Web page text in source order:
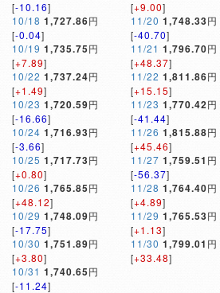
[-10.16]
10/18 1,727.86円
[-0.04]
10/19 1,735.75円
[+7.89]
10/22 1,737.24円
[+1.49]
10/23 1,720.59円
[-16.66]
10/24 1,716.93円
[-3.66]
10/25 1,717.73円
[+0.80]
10/26 1,765.85円
[+48.12]
10/29 1,748.09円
[-17.75]
10/30 1,751.89円
[+3.80]
10/31 1,740.65円
[-11.24]
[+9.00]
11/20 1,748.33円
[-40.70]
11/21 1,796.70円
[+48.37]
11/22 1,811.86円
[+15.15]
11/23 1,770.42円
[-41.44]
11/26 1,815.88円
[+45.46]
11/27 1,759.51 円
[-56.37]
11/28 1,764.40円
[+4.89]
11/29 1,765.53円
[+1.13]
11/30 1,799.01 円
[+33.48]